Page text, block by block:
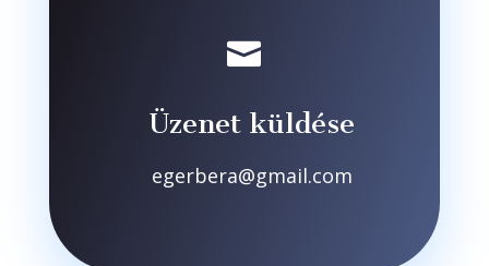

Üzenet küldése
egerbera@gmail.com